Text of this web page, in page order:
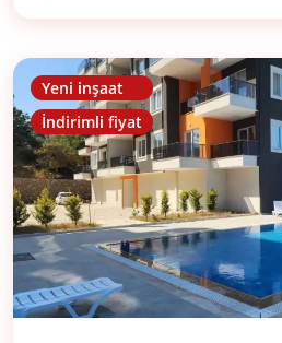
Yeni inşaat
İndirimli fiyat